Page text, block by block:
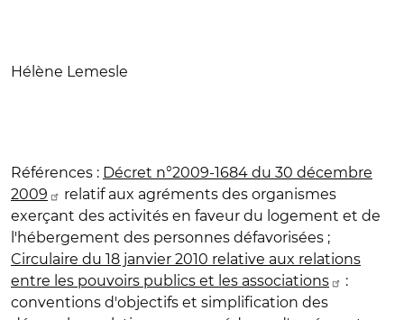
Hélène Lemesle
Références : Décret n°2009-1684 du 30 décembre
2009
relatif aux agréments des organismes
exerçant des activités en faveur du logement et de
l'hébergement des personnes défavorisées ;
Circulaire du 18 janvier 2010 relative aux relations
entre les pouvoirs publics et les associations
:
conventions d'objectifs et simplification des